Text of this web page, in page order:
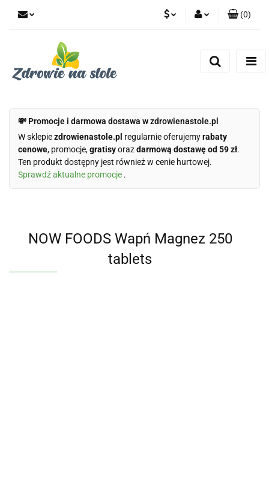
(0)
💸 Promocje i darmowa dostawa w zdrowienastole.pl
W sklepiezdrowienastole.pl regularnie oferujemyrabaty
cenowe, promocje,gratisyorazdarmową dostawę od 59 zł.
Ten produkt dostępny jest również w cenie hurtowej.
Sprawdź aktualne promocje .
NOW FOODS Wapń Magnez 250
tablets